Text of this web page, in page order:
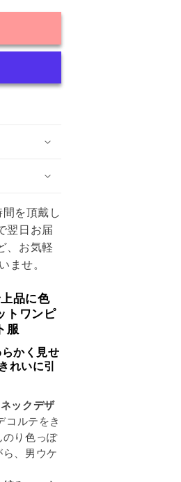
を頂戴し
翌日お届
、お気軽
ませ。
品に色
トワンピ
服
かく見せ
れいに引
ックデザ
コルテをき
のり色っぽ
、男ウケ